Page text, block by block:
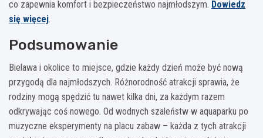
co zapewnia komfort i bezpieczeństwo najmłodszym. Dowiedz
się więcej.
Podsumowanie
Bielawa i okolice to miejsce, gdzie każdy dzień może być nową
przygodą dla najmłodszych. Różnorodność atrakcji sprawia, że
rodziny mogą spędzić tu nawet kilka dni, za każdym razem
odkrywając coś nowego. Od wodnych szaleństw w aquaparku po
muzyczne eksperymenty na placu zabaw – każda z tych atrakcji